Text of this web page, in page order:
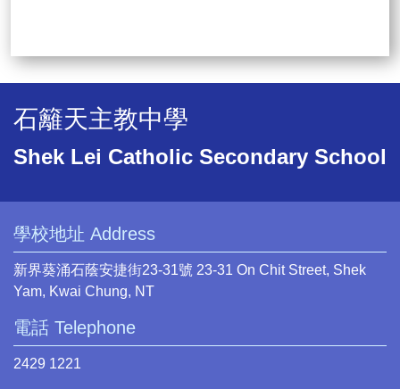
石籬天主教中學
Shek Lei Catholic Secondary School
學校地址 Address
新界葵涌石蔭安捷街23-31號 23-31 On Chit Street, Shek
Yam, Kwai Chung, NT
電話 Telephone
2429 1221